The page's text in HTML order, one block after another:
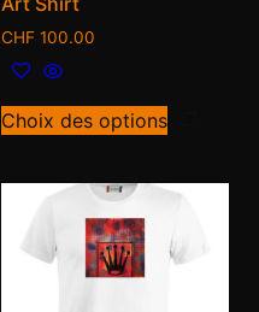
CHF 100.00
Choix des options